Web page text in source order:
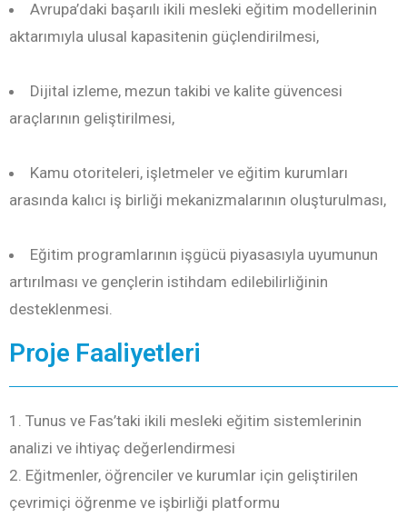
Avrupa’daki başarılı ikili mesleki eğitim modellerinin
aktarımıyla ulusal kapasitenin güçlendirilmesi,
Dijital izleme, mezun takibi ve kalite güvencesi
araçlarının geliştirilmesi,
Kamu otoriteleri, işletmeler ve eğitim kurumları
arasında kalıcı iş birliği mekanizmalarının oluşturulması,
Eğitim programlarının işgücü piyasasıyla uyumunun
artırılması ve gençlerin istihdam edilebilirliğinin
desteklenmesi.
Proje Faaliyetleri
Tunus ve Fas’taki ikili mesleki eğitim sistemlerinin
analizi ve ihtiyaç değerlendirmesi
Eğitmenler, öğrenciler ve kurumlar için geliştirilen
çevrimiçi öğrenme ve işbirliği platformu